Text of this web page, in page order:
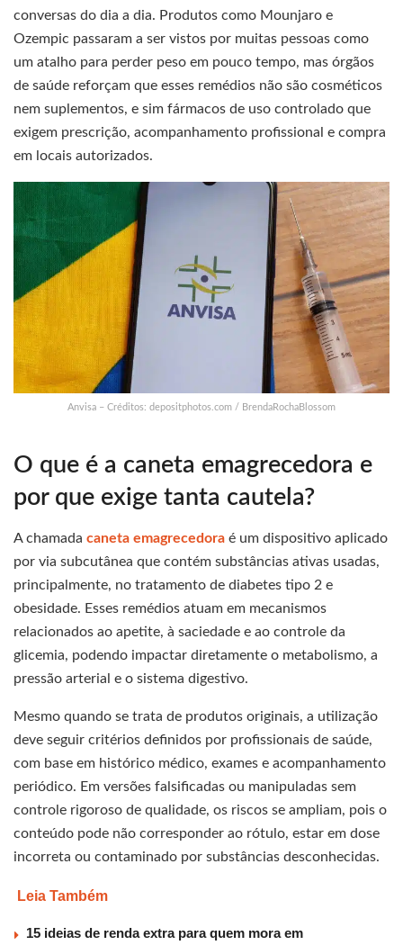
conversas do dia a dia. Produtos como Mounjaro e
Ozempic passaram a ser vistos por muitas pessoas como
um atalho para perder peso em pouco tempo, mas órgãos
de saúde reforçam que esses remédios não são cosméticos
nem suplementos, e sim fármacos de uso controlado que
exigem prescrição, acompanhamento profissional e compra
em locais autorizados.
Anvisa – Créditos: depositphotos.com / BrendaRochaBlossom
O que é a caneta emagrecedora e
por que exige tanta cautela?
A chamada caneta emagrecedora é um dispositivo aplicado
por via subcutânea que contém substâncias ativas usadas,
principalmente, no tratamento de diabetes tipo 2 e
obesidade. Esses remédios atuam em mecanismos
relacionados ao apetite, à saciedade e ao controle da
glicemia, podendo impactar diretamente o metabolismo, a
pressão arterial e o sistema digestivo.
Mesmo quando se trata de produtos originais, a utilização
deve seguir critérios definidos por profissionais de saúde,
com base em histórico médico, exames e acompanhamento
periódico. Em versões falsificadas ou manipuladas sem
controle rigoroso de qualidade, os riscos se ampliam, pois o
conteúdo pode não corresponder ao rótulo, estar em dose
incorreta ou contaminado por substâncias desconhecidas.
Leia Também
15 ideias de renda extra para quem mora em